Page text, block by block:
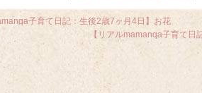
子育て日記：生後2歳7ヶ月4日】お花
【リアルmamanqa子育て